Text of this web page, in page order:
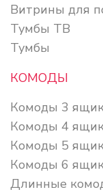
Витрины для
Тумбы ТВ
Тумбы
КОМОДЫ
Комоды 3
Комоды 4
Комоды 5
Комоды 6
Длинные